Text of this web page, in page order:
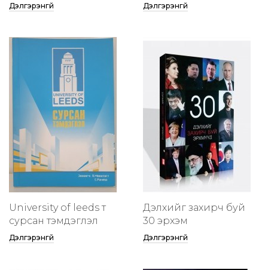
Дэлгэрэнгүй Дэлгэрэнгүй
University of leeds т
сурсан тэмдэглэл
Дэлгэрэнгүй
Дэлхийг захирч буй
30 эрхэм
Дэлгэрэнгүй